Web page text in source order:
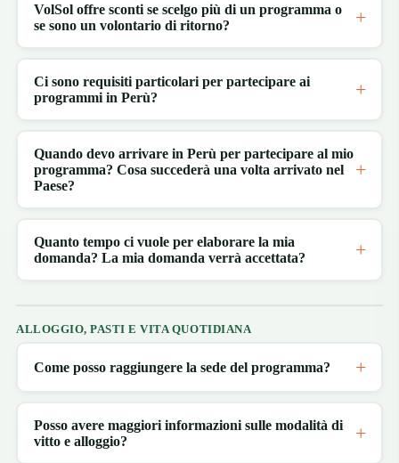
VolSol offre sconti se scelgo più di un programma o
se sono un volontario di ritorno?
Ci sono requisiti particolari per partecipare ai
programmi in Perù?
Quando devo arrivare in Perù per partecipare al mio
programma? Cosa succederà una volta arrivato nel
Paese?
Quanto tempo ci vuole per elaborare la mia
domanda? La mia domanda verrà accettata?
ALLOGGIO, PASTI E VITA QUOTIDIANA
Come posso raggiungere la sede del programma?
Posso avere maggiori informazioni sulle modalità di
vitto e alloggio?